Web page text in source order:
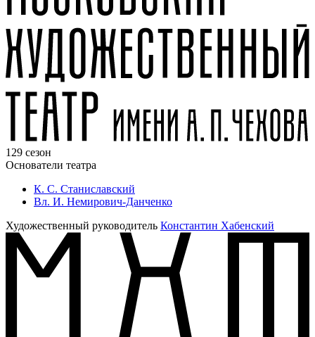
129 сезон
Основатели театра
К. С. Станиславский
Вл. И. Немирович-Данченко
Художественный руководитель Константин Хабенский